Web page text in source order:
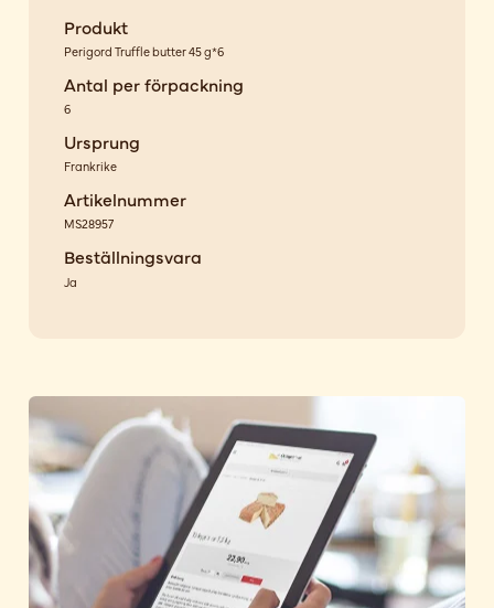
Produkt
Perigord Truffle butter 45 g*6
Antal per förpackning
6
Ursprung
Frankrike
Artikelnummer
MS28957
Beställningsvara
Ja